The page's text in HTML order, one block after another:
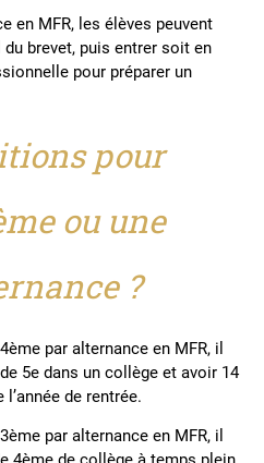
en MFR, les élèves peuvent
brevet, puis entrer soit en
pour préparer un
pour
ou une
?
par alternance en MFR, il
5e dans un collège et avoir 14
de rentrée.
par alternance en MFR, il